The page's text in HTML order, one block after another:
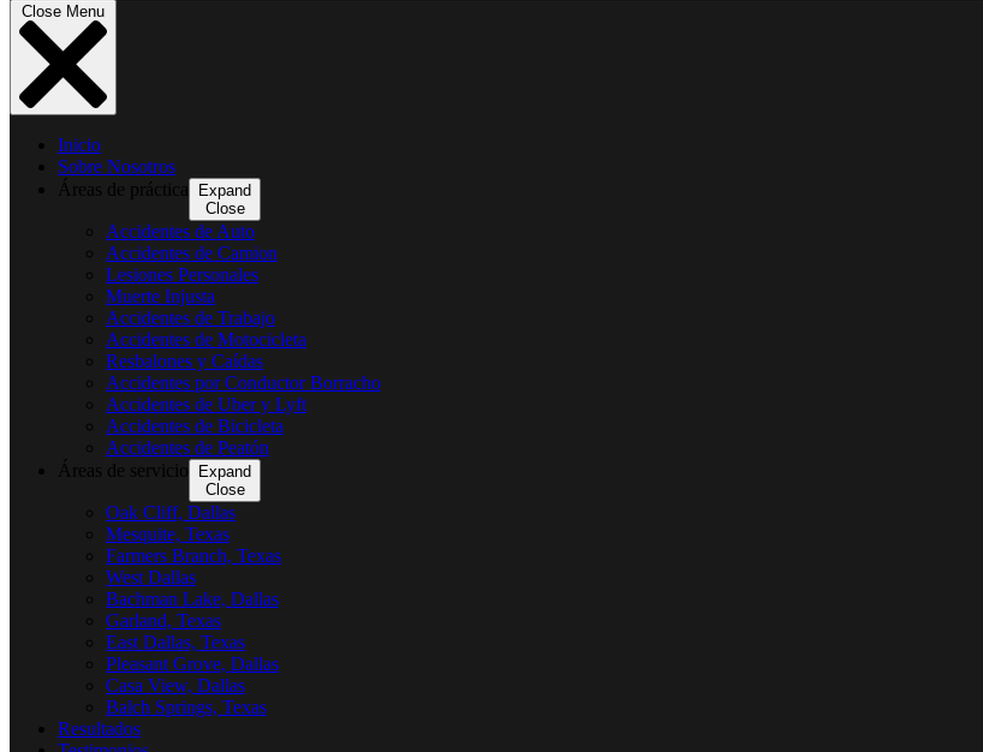
Close Menu
Inicio
Sobre Nosotros
Áreas de práctica
Expand
Close
Accidentes de Auto
Accidentes de Camion
Lesiones Personales
Muerte Injusta
Accidentes de Trabajo
Accidentes de Motocicleta
Resbalones y Caídas
Accidentes por Conductor Borracho
Accidentes de Uber y Lyft
Accidentes de Bicicleta
Accidentes de Peatón
Áreas de servicio
Expand
Close
Oak Cliff, Dallas
Mesquite, Texas
Farmers Branch, Texas
West Dallas
Bachman Lake, Dallas
Garland, Texas
East Dallas, Texas
Pleasant Grove, Dallas
Casa View, Dallas
Balch Springs, Texas
Resultados